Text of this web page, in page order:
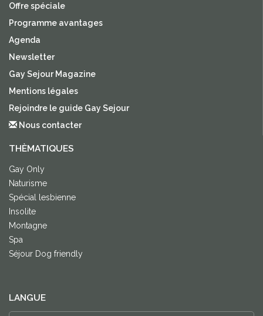
Offre spéciale
Programme avantages
Agenda
Newsletter
Gay Sejour Magazine
Mentions légales
Rejoindre le guide Gay Sejour
Nous contacter
THÈMATIQUES
Gay Only
Naturisme
Spécial lesbienne
Insolite
Montagne
Spa
Séjour Dog friendly
LANGUE